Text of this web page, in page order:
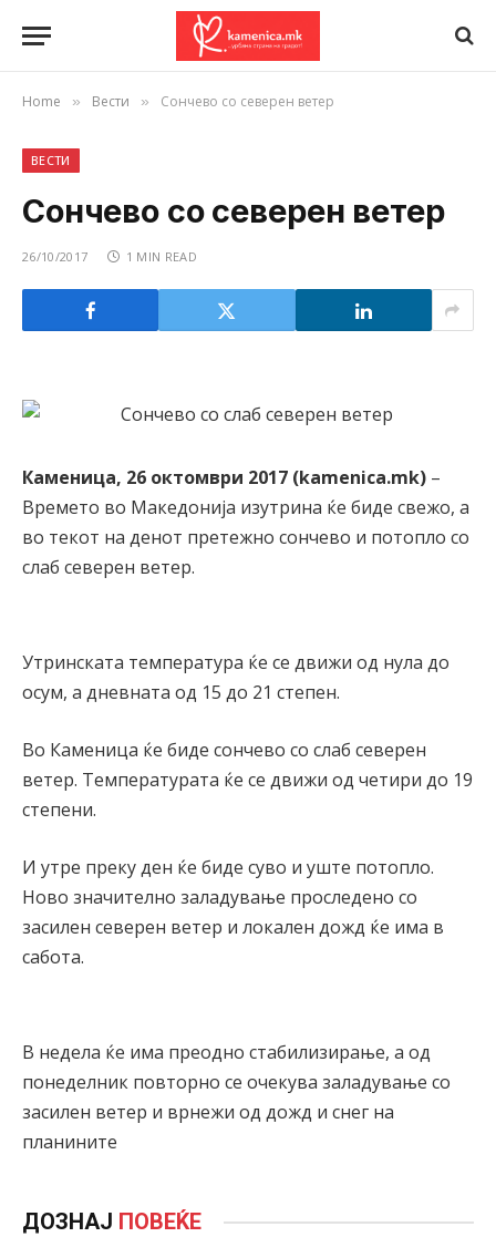
Home » Вести » Сончево со северен ветер
ВЕСТИ
Сончево со северен ветер
26/10/2017 1 MIN READ
Каменица, 26 октомври 2017 (kamenica.mk) –
Времето во Македонија изутрина ќе биде свежо, а
во текот на денот претежно сончево и потопло со
слаб северен ветер.
Утринската температура ќе се движи од нула до
осум, а дневната од 15 до 21 степен.
Во Каменица ќе биде сончево со слаб северен
ветер. Температурата ќе се движи од четири до 19
степени.
И утре преку ден ќе биде суво и уште потопло.
Ново значително заладување проследено со
засилен северен ветер и локален дожд ќе има в
сабота.
В недела ќе има преодно стабилизирање, а од
понеделник повторно се очекува заладување со
засилен ветер и врнежи од дожд и снег на
планините
ДОЗНАЈ ПОВЕЌЕ